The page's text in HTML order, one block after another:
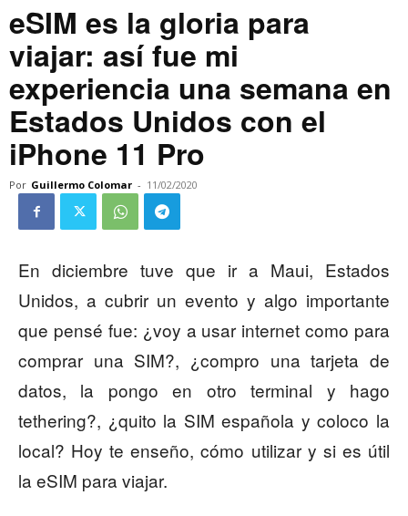
eSIM es la gloria para
viajar: así fue mi
experiencia una semana en
Estados Unidos con el
iPhone 11 Pro
Por Guillermo Colomar - 11/02/2020
En diciembre tuve que ir a Maui, Estados
Unidos, a cubrir un evento y algo importante
que pensé fue: ¿voy a usar internet como para
comprar una SIM?, ¿compro una tarjeta de
datos, la pongo en otro terminal y hago
tethering?, ¿quito la SIM española y coloco la
local? Hoy te enseño, cómo utilizar y si es útil
la eSIM para viajar.